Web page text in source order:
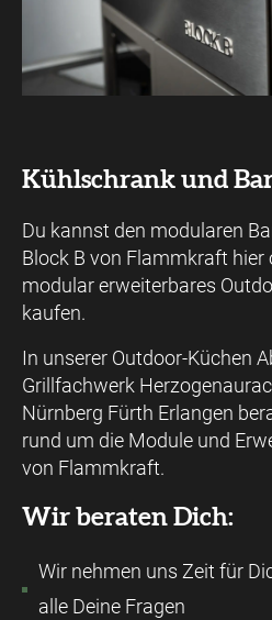
Kühlschrank und
Du kannst den modularen
Block B von Flammkraft hier
modular erweiterbares
kaufen.
In unserer Outdoor-Küchen
Grillfachwerk
Nürnberg Fürth Erlangen
rund um die Module und
von Flammkraft.
Wir beraten Dich:
Wir nehmen uns Zeit für
alle Deine Fragen